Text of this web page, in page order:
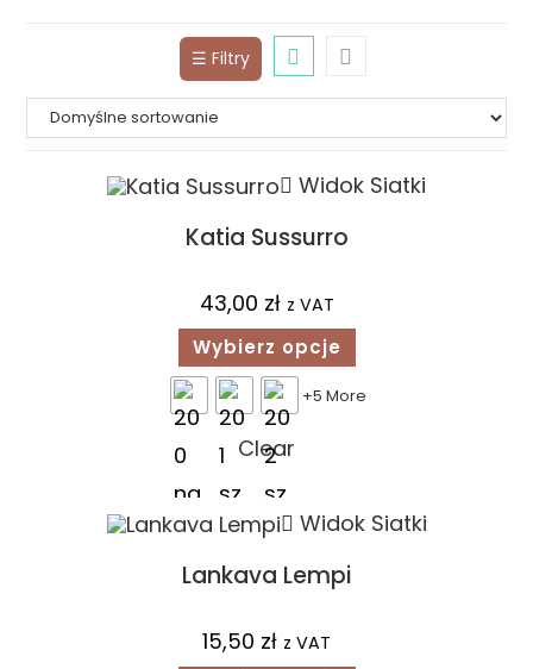
☰ Filtry
Widok Siatki
Katia Sussurro
43,00 zł z VAT
Wybierz opcje
+5 More
Clear
Widok Siatki
Lankava Lempi
15,50 zł z VAT